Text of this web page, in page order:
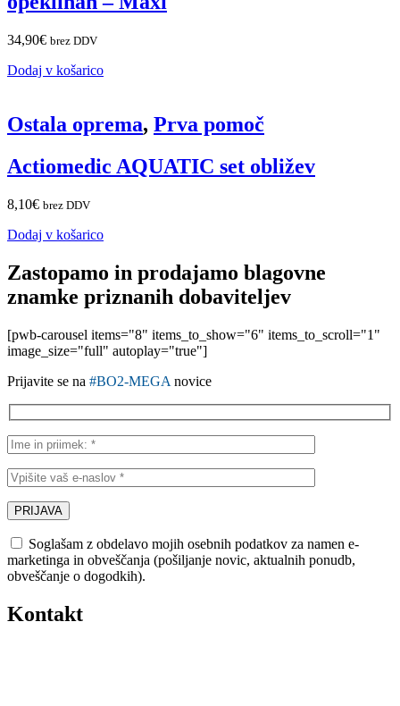
34,90€ brez DDV
Dodaj v košarico
Ostala oprema, Prva pomoč
Actiomedic AQUATIC set obližev
8,10€ brez DDV
Dodaj v košarico
Zastopamo in prodajamo blagovne
znamke priznanih dobaviteljev
[pwb-carousel items="8" items_to_show="6" items_to_scroll="1"
image_size="full" autoplay="true"]
Prijavite se na #BO2-MEGA novice
Soglašam z obdelavo mojih osebnih podatkov za namen e-
marketinga in obveščanja (pošiljanje novic, aktualnih ponudb,
obveščanje o dogodkih).
Kontakt